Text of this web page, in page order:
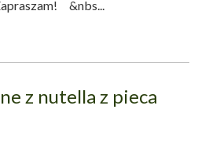
&nbs...
z nutella z pieca